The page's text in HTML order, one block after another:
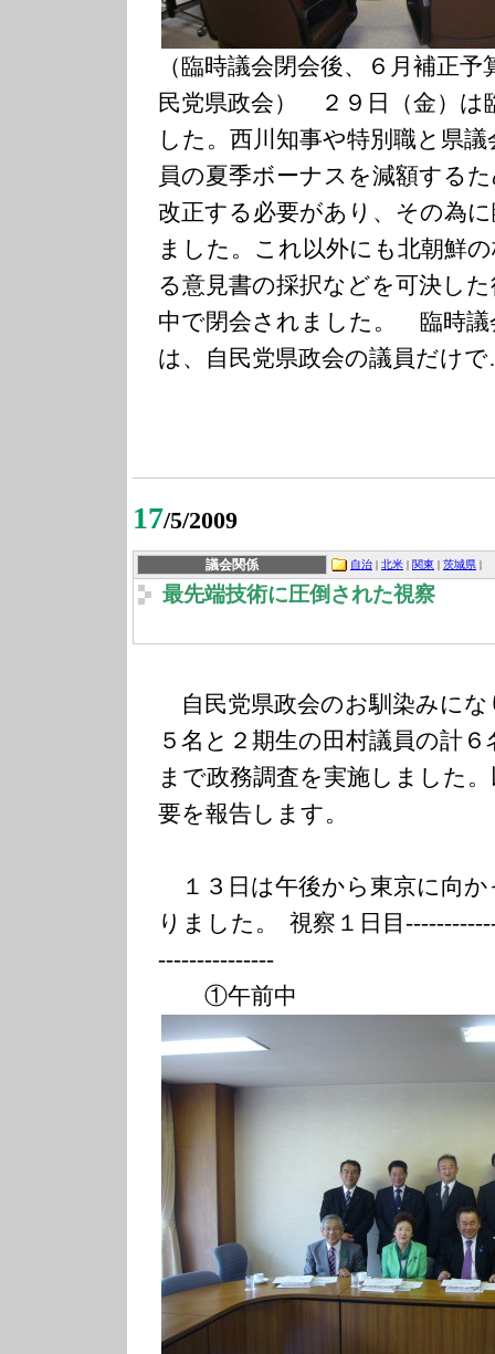
（臨時議会閉会後、６月補正
民党県政会） ２９日（金）は
した。西川知事や特別職と県
員の夏季ボーナスを減額する
改正する必要があり、その為
ました。これ以外にも北朝鮮
る意見書の採択などを可決し
中で閉会されました。 臨時議
は、自民党県政会の議員だけ
17/5/2009
議会関係 自治 北米 関東 茨城県
最先端技術に圧倒された視察
自民党県政会のお馴染みにな
５名と２期生の田村議員の計
まで政務調査を実施しました
要を報告します。
１３日は午後から東京に向
りました。 視察１日目
---------------
①午前中